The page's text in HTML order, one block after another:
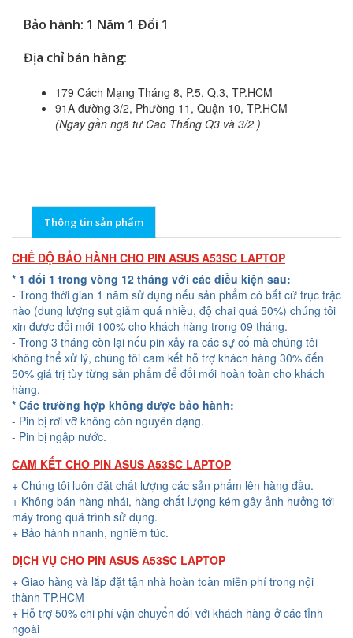
Bảo hành: 1 Năm 1 Đổi 1
Địa chỉ bán hàng:
179 Cách Mạng Tháng 8, P.5, Q.3, TP.HCM
91A đường 3/2, Phường 11, Quận 10, TP.HCM
(Ngay gần ngã tư Cao Thắng Q3 và 3/2 )
Thông tin sản phẩm
CHẾ ĐỘ BẢO HÀNH CHO PIN ASUS A53SC LAPTOP
* 1 đổi 1 trong vòng 12 tháng với các điều kiện sau:
- Trong thời gian 1 năm sử dụng nếu sản phẩm có bất cứ trục trặc
nào (dung lượng sụt giảm quá nhiều, độ chai quá 50%) chúng tôi
xin được đổi mới 100% cho khách hàng trong 09 tháng.
- Trong 3 tháng còn lại nếu pin xảy ra các sự cố mà chúng tôi
không thể xử lý, chúng tôi cam kết hỗ trợ khách hàng 30% đến
50% giá trị tùy từng sản phẩm để đổi mới hoàn toàn cho khách
hàng.
* Các trường hợp không được bảo hành:
- Pin bị rơi vỡ không còn nguyên dạng.
- Pin bị ngập nước.
CAM KẾT CHO PIN ASUS A53SC LAPTOP
+ Chúng tôi luôn đặt chất lượng các sản phẩm lên hàng đầu.
+ Không bán hàng nhái, hàng chất lượng kém gây ảnh hưởng tới
máy trong quá trình sử dụng.
+ Bảo hành nhanh, nghiêm túc.
DỊCH VỤ CHO PIN ASUS A53SC LAPTOP
+ Giao hàng và lắp đặt tận nhà hoàn toàn miễn phí trong nội
thành TP.HCM
+ Hỗ trợ 50% chi phí vận chuyển đối với khách hàng ở các tỉnh
ngoài